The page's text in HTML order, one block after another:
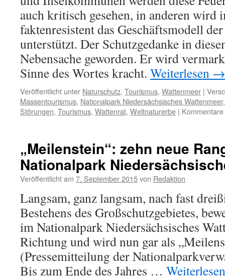
auch kritisch gesehen, in anderen wird
faktenresistent das Geschäftsmodell
unterstützt. Der Schutzgedanke in
Nebensache geworden. Er wird
Sinne des Wortes kracht. Weiterlesen →
Veröffentlicht unter Naturschutz, Tourismus, Wattenmeer |
Massentourismus, Nationalpark Niedersächsisches Wattenmeer
Störungen, Tourismus, Wattenrat, Weltnaturerbe |
„Meilenstein“: zehn neue
Nationalpark
Veröffentlicht am 7. September 2015von Redaktion
Langsam, ganz langsam, nach fast
Bestehens des Großschutzgebietes,
im Nationalpark Niedersächsisches
Richtung und wird nun gar als
(Pressemitteilung der
Bis zum Ende des Jahres …